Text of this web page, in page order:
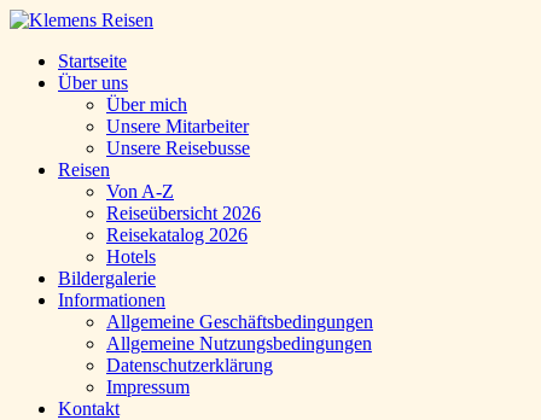
Startseite
Über uns
Über mich
Unsere Mitarbeiter
Unsere Reisebusse
Reisen
Von A-Z
Reiseübersicht 2026
Reisekatalog 2026
Hotels
Bildergalerie
Informationen
Allgemeine Geschäftsbedingungen
Allgemeine Nutzungsbedingungen
Datenschutzerklärung
Impressum
Kontakt